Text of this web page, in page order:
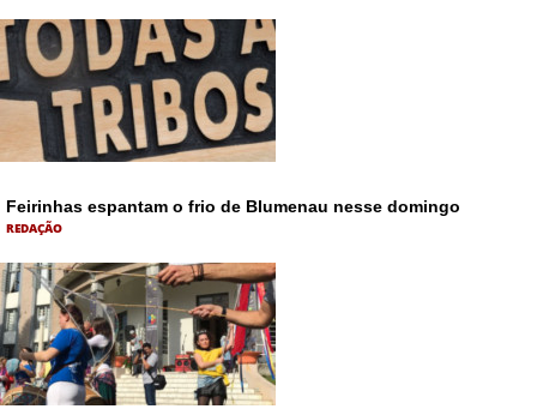
Feirinhas espantam o frio de Blumenau nesse domingo
REDAÇÃO